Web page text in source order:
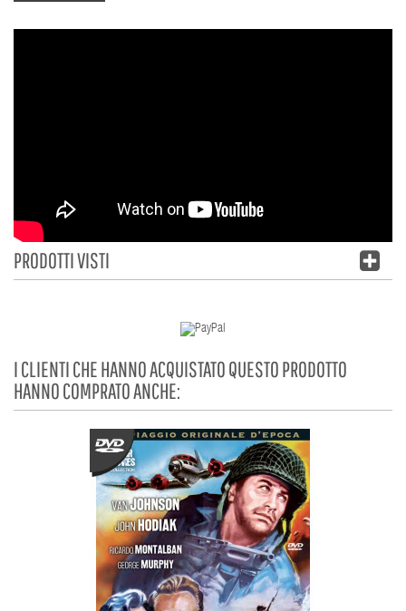
PRODOTTI VISTI
I CLIENTI CHE HANNO ACQUISTATO QUESTO PRODOTTO
HANNO COMPRATO ANCHE: